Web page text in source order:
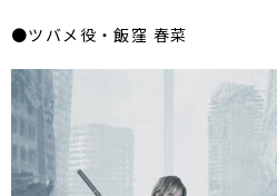
●ツバメ役・飯窪 春菜